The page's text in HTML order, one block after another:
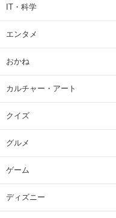
IT・科学
エンタメ
おかね
カルチャー・アート
クイズ
グルメ
ゲーム
ディズニー